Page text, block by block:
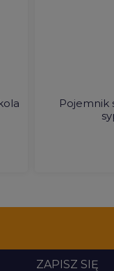
Pojemnik
ZAPISZ SIĘ